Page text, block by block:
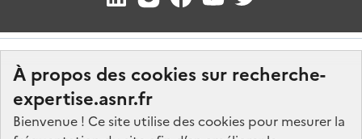
À propos des cookies sur recherche-
expertise.asnr.fr
Bienvenue ! Ce site utilise des cookies pour mesurer la